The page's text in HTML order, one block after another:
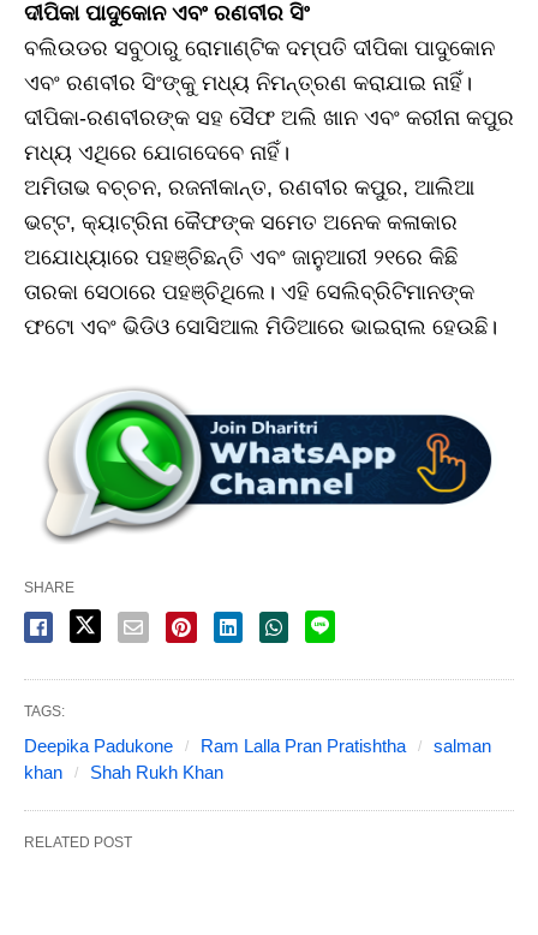
ଦୀପିକା ପାଦୁକୋନ ଏବଂ ରଣବୀର ସିଂ
ବଲିଉଡର ସବୁଠାରୁ ରୋମାଣ୍ଟିକ ଦମ୍ପତି ଦୀପିକା ପାଦୁକୋନ
ଏବଂ ରଣବୀର ସିଂଙ୍କୁ ମଧ୍ୟ ନିମନ୍ତ୍ରଣ କରାଯାଇ ନାହିଁ।
ଦୀପିକା-ରଣବୀରଙ୍କ ସହ ସୈଫ ଅଲି ଖାନ ଏବଂ କରୀନା କପୁର
ମଧ୍ୟ ଏଥିରେ ଯୋଗଦେବେ ନାହିଁ।
ଅମିତାଭ ବଚ୍ଚନ, ରଜନୀକାନ୍ତ, ରଣବୀର କପୁର, ଆଲିଆ
ଭଟ୍ଟ, କ୍ୟାଟ୍ରିନା କୈଫଙ୍କ ସମେତ ଅନେକ କଳାକାର
ଅଯୋଧ୍ୟାରେ ପହଞ୍ଚିଛନ୍ତି ଏବଂ ଜାନୁଆରୀ ୨୧ରେ କିଛି
ତାରକା ସେଠାରେ ପହଞ୍ଚିଥିଲେ। ଏହି ସେଲିବ୍ରିଟିମାନଙ୍କ
ଫଟୋ ଏବଂ ଭିଡିଓ ସୋସିଆଲ ମିଡିଆରେ ଭାଇରାଲ ହେଉଛି।
SHARE
TAGS:
Deepika Padukone Ram Lalla Pran Pratishtha
salman
khan
Shah Rukh Khan
RELATED POST